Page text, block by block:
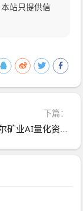
站只提供信
下篇：
曝光:伊格尔矿业AI量化资金盘骗局，万人血本无归！